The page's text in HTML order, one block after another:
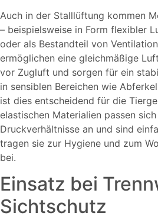
Auch in der Stalllüftung kommen
– beispielsweise in Form flexibler
oder als Bestandteil von
ermöglichen eine gleichmäßige
vor Zugluft und sorgen für ein
in sensiblen Bereichen wie
ist dies entscheidend für die
elastischen Materialien passen
Druckverhältnisse an und sind
tragen sie zur Hygiene und zum
bei.
Einsatz bei
Sichtschutz